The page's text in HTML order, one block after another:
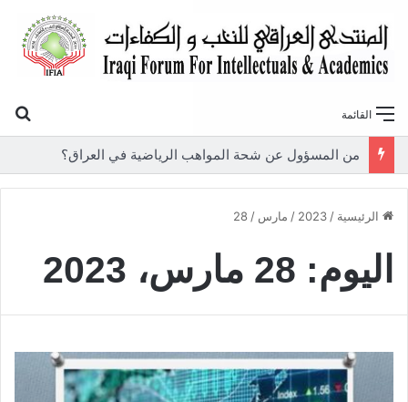
القائمة
من المسؤول عن شحة المواهب الرياضية في العراق؟
الرئيسية /
2023
/ مارس /
28
اليوم: 28 مارس، 2023